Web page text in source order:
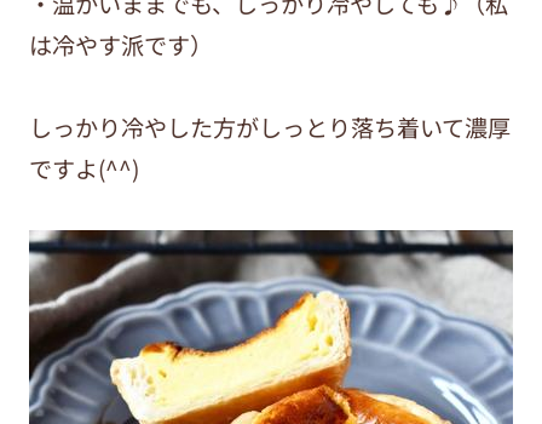
は冷やす派です）
しっかり冷やした方がしっとり落ち着いて濃厚
ですよ(^^)